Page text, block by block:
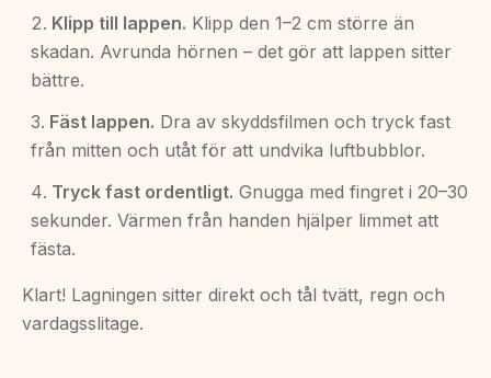
Klipp till lappen. Klipp den 1–2 cm större än
skadan. Avrunda hörnen – det gör att lappen sitter
bättre.
Fäst lappen. Dra av skyddsfilmen och tryck fast
från mitten och utåt för att undvika luftbubblor.
Tryck fast ordentligt. Gnugga med fingret i 20–30
sekunder. Värmen från handen hjälper limmet att
fästa.
Klart! Lagningen sitter direkt och tål tvätt, regn och
vardagsslitage.